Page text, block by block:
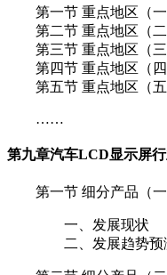
第一节 重点地区（一
第二节 重点地区（二
第三节 重点地区（三
第四节 重点地区（四
第五节 重点地区（五
……
第九章汽车LCD显示屏
第一节 细分产品（一
一、发展现状
二、发展趋势预